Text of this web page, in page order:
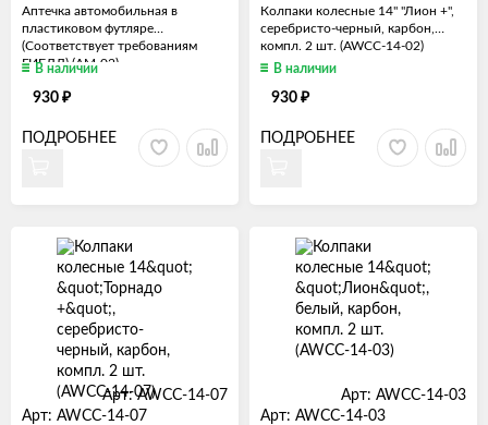
Аптечка автомобильная в
пластиковом футляре
(Соответствует требованиям
ГИБДД) (AM-02)
В наличии
930 ₽
ПОДРОБНЕЕ
Колпаки колесные 14" "Лион +",
серебристо-черный, карбон,
компл. 2 шт. (AWCC-14-02)
В наличии
930 ₽
ПОДРОБНЕЕ
Арт: AWCC-14-07
Арт: AWCC-14-07
Арт: AWCC-14-03
Арт: AWCC-14-03